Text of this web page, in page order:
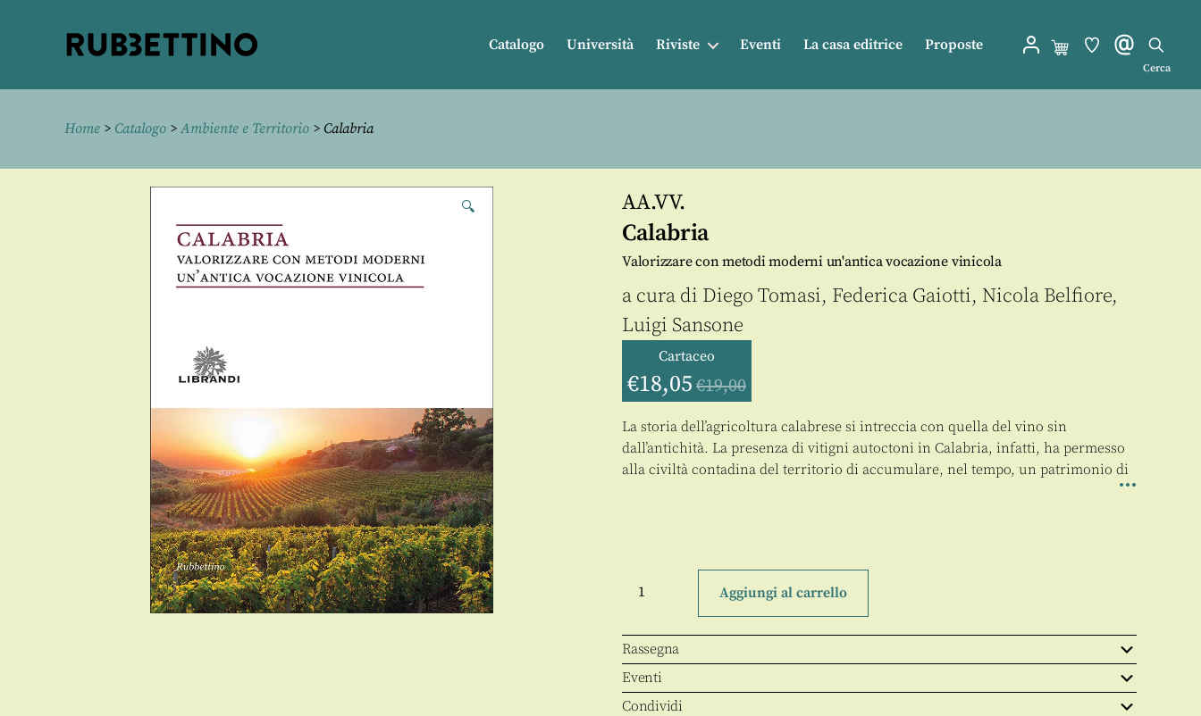
Catalogo Università Riviste Eventi La casa editrice Proposte
Cerca
Home > Catalogo >Ambiente e Territorio > Calabria
🔍 AA.VV.
Calabria
Valorizzare con metodi moderni un'antica vocazione vinicola
a cura di Diego Tomasi, Federica Gaiotti, Nicola Belfiore,
Luigi Sansone
Cartaceo
€18,05 €19,00
La storia dell’agricoltura calabrese si intreccia con quella del vino sin
dall’antichità. La presenza di vitigni autoctoni in Calabria, infatti, ha permesso
alla civiltà contadina del territorio di accumulare, nel tempo, un patrimonio di
quantità
Aggiungi al carrello
Rassegna
Eventi
Condividi